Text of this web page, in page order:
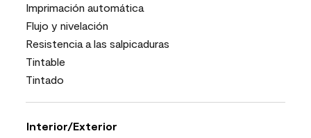
Imprimación automática
Flujo y nivelación
Resistencia a las salpicaduras
Tintable
Tintado
Interior/Exterior